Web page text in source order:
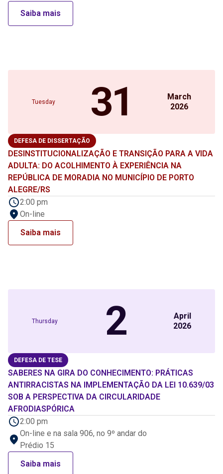
Saiba mais
Tuesday 31
March
2026
DEFESA DE DISSERTAÇÃO
DESINSTITUCIONALIZAÇÃO E TRANSIÇÃO PARA A VIDA
ADULTA: DO ACOLHIMENTO À EXPERIÊNCIA NA
REPÚBLICA DE MORADIA NO MUNICÍPIO DE PORTO
ALEGRE/RS
2:00 pm
On-line
Saiba mais
Thursday 2
April
2026
DEFESA DE TESE
SABERES NA GIRA DO CONHECIMENTO: PRÁTICAS
ANTIRRACISTAS NA IMPLEMENTAÇÃO DA LEI 10.639/03
SOB A PERSPECTIVA DA CIRCULARIDADE
AFRODIASPÓRICA
2:00 pm
On-line e na sala 906, no 9º andar do
Prédio 15
Saiba mais